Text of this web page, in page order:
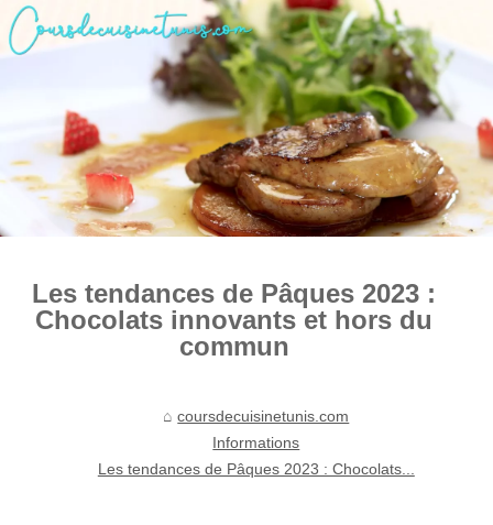
Les tendances de Pâques 2023 :
Chocolats innovants et hors du
commun
coursdecuisinetunis.com
Informations
Les tendances de Pâques 2023 : Chocolats...